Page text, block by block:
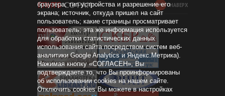
НАВЕРХ
браузера; тип устройства и разрешение его
экрана; источник, откуда пришел на сайт
пользователь; какие страницы просматривает
пользователь; эта же информация используется
для обработки статистических данных
использования сайта посредством систем веб-
аналитики Google Analytics и Яндекс.Метрика).
Нажимая кнопку «СОГЛАСЕН», Вы
подтверждаете то, что Вы проинформированы
об использовании cookies на нашем сайте.
Отключить cookies Вы можете в настройках